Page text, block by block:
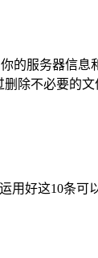
服务器信息
除不必要的
好这10条可